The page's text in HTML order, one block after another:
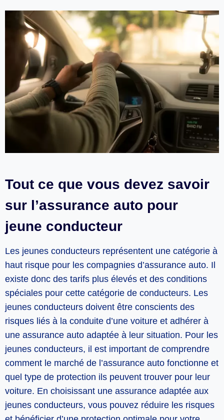
Tout ce que vous devez savoir
sur l’assurance auto pour
jeune conducteur
Les jeunes conducteurs représentent une catégorie à
haut risque pour les compagnies d’assurance auto. Il
existe donc des tarifs plus élevés et des conditions
spéciales pour cette catégorie de conducteurs. Les
jeunes conducteurs doivent être conscients des
risques liés à la conduite d’une voiture et adhérer à
une assurance auto adaptée à leur situation. Pour les
jeunes conducteurs, il est important de comprendre
comment le marché de l’assurance auto fonctionne et
quel type de protection ils peuvent trouver pour leur
voiture. En choisissant une assurance adaptée aux
jeunes conducteurs, vous pouvez réduire les risques